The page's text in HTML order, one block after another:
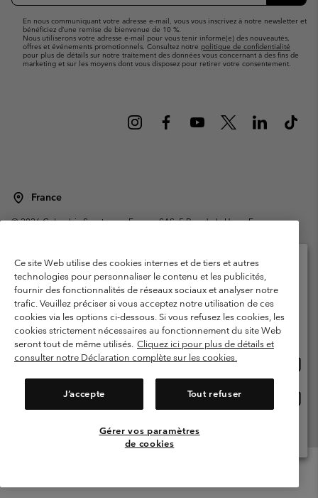
En nous communiquant votre adresse e-mail, vous vous inscrivez à notre newsletter et
bénéficiez d’une remise de bienvenue de 10 %.
Nous utiliserons votre adresse e-mail pour vous tenir informé(e) des nouveautés,
offres et événements promotionnels. Consultez notre politique de confidentialité
pour plus de détails sur notre traitement des données vous concernant à des fins de
marketing et sur les moyens dont vous disposez pour retirer votre consentement.
France
©2026Columbia Sportswear Europe SAS. 5 Rue de la Haye, Espace
Garanties Légales
Politique de confidentialité
Conditions d'utilisation - Membres
Conditions D'utilisation - Contenu généré par l'utilisateur
Impressum
Cookies
Public CBCR
Ce site Web utilise des cookies internes et de tiers et autres
technologies pour personnaliser le contenu et les publicités,
fournir des fonctionnalités de réseaux sociaux et analyser notre
trafic. Veuillez préciser si vous acceptez notre utilisation de ces
cookies via les options ci-dessous. Si vous refusez les cookies, les
cookies strictement nécessaires au fonctionnement du site Web
seront tout de même utilisés. Cliquez ici pour plus de détails et
consulter notre Déclaration complète sur les cookies.
J’accepte Tout refuser
Gérer vos paramètres
de cookies
Veuillez sélectionner votre pays d’expédition et
votre langue
Achats en ligne disponibles
United States
ligne
France
Voir Tous Les Pays